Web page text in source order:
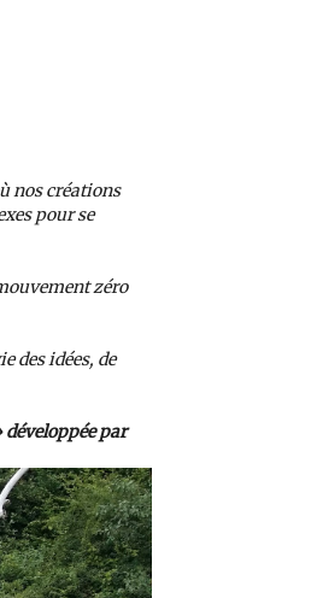
nos créations
pour se
zéro
des idées, de
par